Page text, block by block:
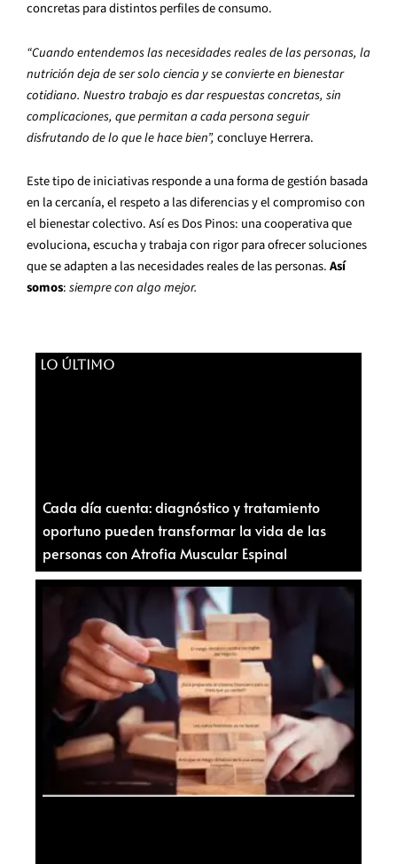
concretas para distintos perfiles de consumo.
“Cuando entendemos las necesidades reales de las personas, la
nutrición deja de ser solo ciencia y se convierte en bienestar
cotidiano. Nuestro trabajo es dar respuestas concretas, sin
complicaciones, que permitan a cada persona seguir
disfrutando de lo que le hace bien”, concluye Herrera.
Este tipo de iniciativas responde a una forma de gestión basada
en la cercanía, el respeto a las diferencias y el compromiso con
el bienestar colectivo. Así es Dos Pinos: una cooperativa que
evoluciona, escucha y trabaja con rigor para ofrecer soluciones
que se adapten a las necesidades reales de las personas.Así
somos:siempre con algo mejor.
LO ÚLTIMO
Cada día cuenta: diagnóstico y tratamiento
oportuno pueden transformar la vida de las
personas con Atrofia Muscular Espinal